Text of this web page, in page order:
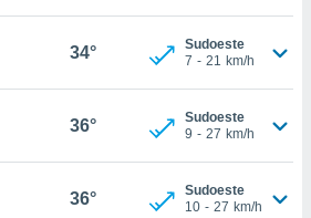
34°
Sudoeste
7 - 21 km/h
36°
Sudoeste
9 - 27 km/h
36°
Sudoeste
10 - 27 km/h